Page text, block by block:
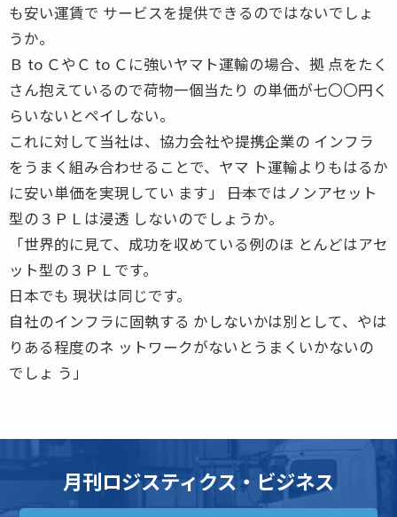
も安い運賃で サービスを提供できるのではないでしょ
うか。
Ｂ to ＣやＣ to Ｃに強いヤマト運輸の場合、拠 点をたく
さん抱えているので荷物一個当たり の単価が七〇〇円く
らいないとペイしない。
これに対して当社は、協力会社や提携企業の インフラ
をうまく組み合わせることで、ヤマ ト運輸よりもはるか
に安い単価を実現してい ます」 ――日本ではノンアセット
型の３ＰＬは浸透 しないのでしょうか。
「世界的に見て、成功を収めている例のほ とんどはアセ
ット型の３ＰＬです。
日本でも 現状は同じです。
自社のインフラに固執する かしないかは別として、やは
りある程度のネ ットワークがないとうまくいかないの
でしょ う」
月刊ロジスティクス・ビジネス